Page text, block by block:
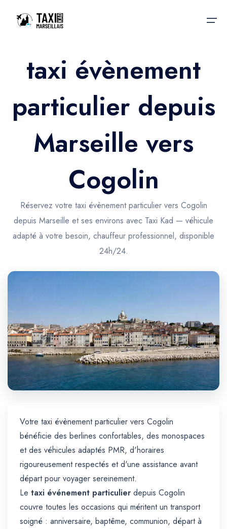
Accueil
Nos services
Nos services
Trajet Gare SNCF
Trajet Port croisière
Trajet Séminaire
Trajet Santé
Trajet Longue Distance
Réservation
Actualités & évènements
Contactez-nous
taxi évènement
particulier depuis
Marseille vers
Cogolin
Réservez votre taxi évènement particulier vers Cogolin
depuis Marseille et ses environs avec Taxi Kad — véhicule
adapté à votre besoin, chauffeur professionnel, disponible
24h/24.
Votre taxi évènement particulier vers Cogolin
bénéficie des berlines confortables, des monospaces
et des véhicules adaptés PMR, d'horaires
rigoureusement respectés et d'une assistance avant
départ pour voyager sereinement.
Le taxi événement particulier depuis Cogolin
couvre toutes les occasions qui méritent un transport
soigné : anniversaire, baptême, communion, départ à